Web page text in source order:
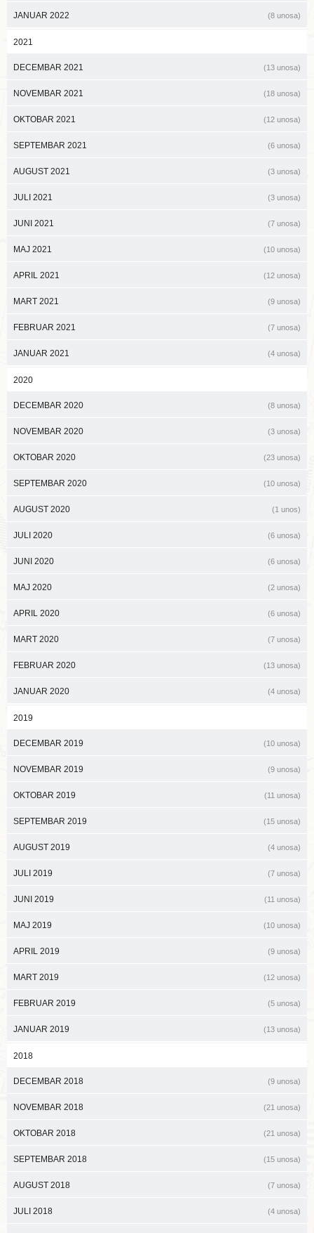
JANUAR 2022 (8 unosa)
2021
DECEMBAR 2021 (13 unosa)
NOVEMBAR 2021 (18 unosa)
OKTOBAR 2021 (12 unosa)
SEPTEMBAR 2021 (6 unosa)
AUGUST 2021 (3 unosa)
JULI 2021 (3 unosa)
JUNI 2021 (7 unosa)
MAJ 2021 (10 unosa)
APRIL 2021 (12 unosa)
MART 2021 (9 unosa)
FEBRUAR 2021 (7 unosa)
JANUAR 2021 (4 unosa)
2020
DECEMBAR 2020 (8 unosa)
NOVEMBAR 2020 (3 unosa)
OKTOBAR 2020 (23 unosa)
SEPTEMBAR 2020 (10 unosa)
AUGUST 2020 (1 unos)
JULI 2020 (6 unosa)
JUNI 2020 (6 unosa)
MAJ 2020 (2 unosa)
APRIL 2020 (6 unosa)
MART 2020 (7 unosa)
FEBRUAR 2020 (13 unosa)
JANUAR 2020 (4 unosa)
2019
DECEMBAR 2019 (10 unosa)
NOVEMBAR 2019 (9 unosa)
OKTOBAR 2019 (11 unosa)
SEPTEMBAR 2019 (15 unosa)
AUGUST 2019 (4 unosa)
JULI 2019 (7 unosa)
JUNI 2019 (11 unosa)
MAJ 2019 (10 unosa)
APRIL 2019 (9 unosa)
MART 2019 (12 unosa)
FEBRUAR 2019 (5 unosa)
JANUAR 2019 (13 unosa)
2018
DECEMBAR 2018 (9 unosa)
NOVEMBAR 2018 (21 unosa)
OKTOBAR 2018 (21 unosa)
SEPTEMBAR 2018 (15 unosa)
AUGUST 2018 (7 unosa)
JULI 2018 (4 unosa)